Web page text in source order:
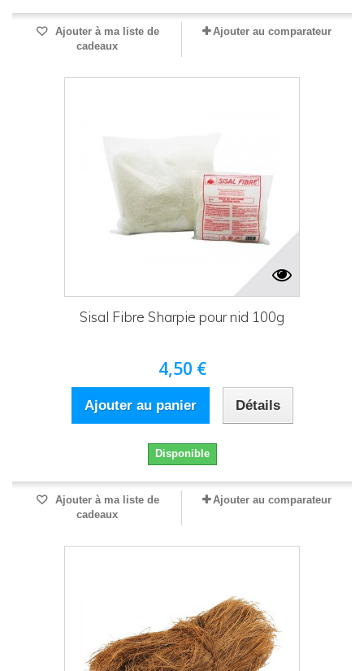
Ajouter à ma liste de
cadeaux
Ajouter au comparateur
Sisal Fibre Sharpie pour nid 100g
4,50 €
Ajouter au panier Détails
Disponible
Ajouter à ma liste de
cadeaux
Ajouter au comparateur